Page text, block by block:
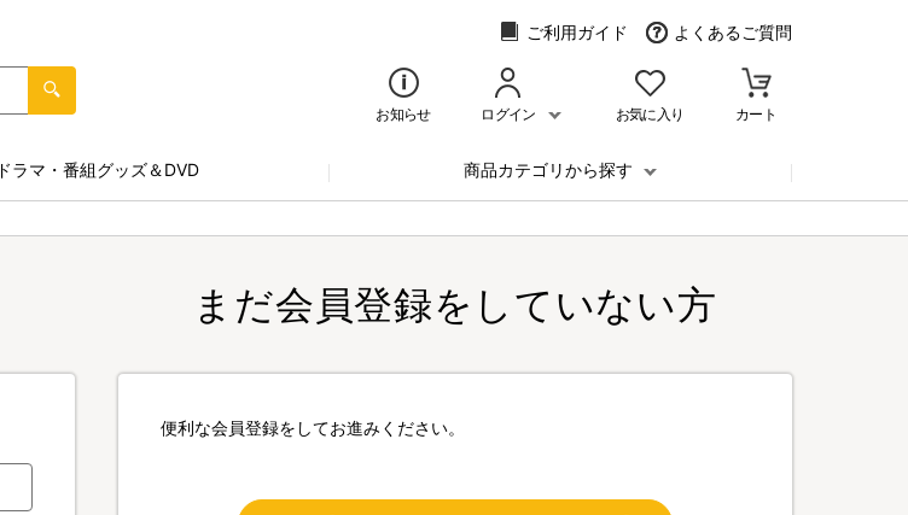
ご利用ガイド よくあるご質問
お知らせ ログイン お気に入り カート
ドラマ・番組グッズ＆DVD 商品カテゴリから探す
まだ会員登録をしていない方
便利な会員登録をしてお進みください。